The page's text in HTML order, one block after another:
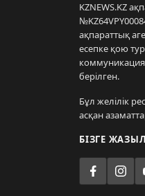
KZNEWS.KZ
ақпараттық
есепке қою
коммуникация
берілген.
Бұл желілік
асқан
БІЗГЕ